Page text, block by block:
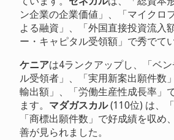
ン企業の企業価値」、「マイクロ
よる融資」、「外国直接投資流入
ー・キャピタル受領額」で秀でてい
ケニアは4ランクアップし、「ベ
ル受領者」、「実用新案出願件数
輸出額」、「労働生産性成長率」
ます。 マダガスカル(110位) は、
「商標出願件数」で好成績を収め
善が見られました。